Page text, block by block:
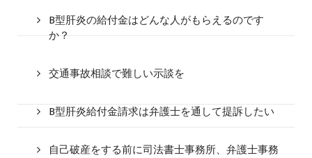
B型肝炎の給付金はどんな人がもらえるのです
か？
交通事故相談で難しい示談を
B型肝炎給付金請求は弁護士を通して提訴したい
自己破産をする前に司法書士事務所、弁護士事務